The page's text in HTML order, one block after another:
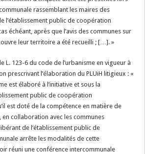
rassemblant les maires des
l’établissement public de coopération
échéant, après que l’avis des communes sur
leur territoire a été recueilli ; […]. »
L. 123-6 du code de l’urbanisme en vigueur à
prescrivant l’élaboration du PLUiH litigieux : «
est élaboré à l’initiative et sous la
public de coopération
est doté de la compétence en matière de
en collaboration avec les communes
de l’établissement public de
arrête les modalités de cette
réuni une conférence intercommunale